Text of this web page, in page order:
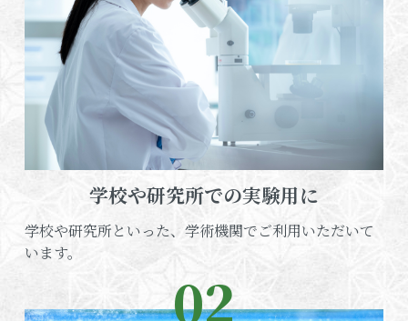
学校や研究所での実験用に
学校や研究所といった、学術機関でご利用いただいて
います。
02